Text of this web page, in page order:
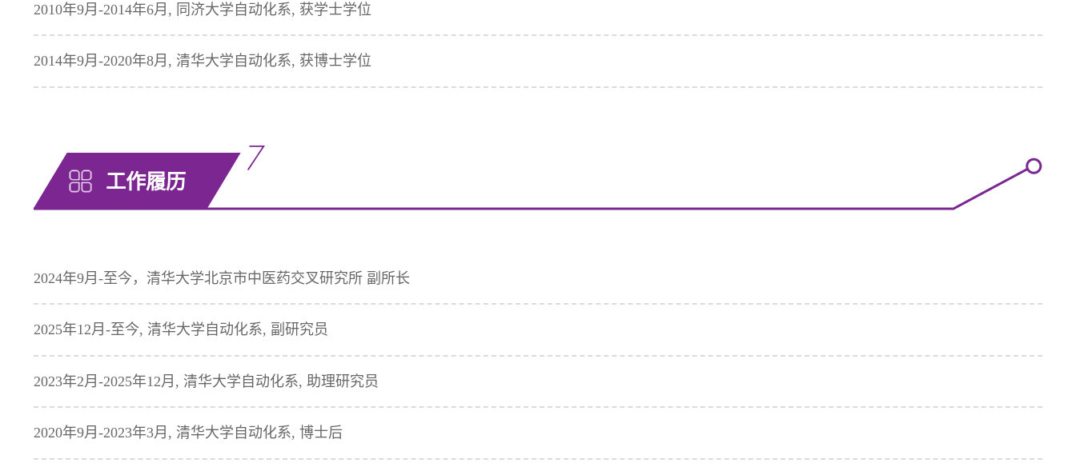
2010年9月-2014年6月, 同济大学自动化系, 获学士学位
2014年9月-2020年8月, 清华大学自动化系, 获博士学位
工作履历
2024年9月-至今，清华大学北京市中医药交叉研究所 副所长
2025年12月-至今, 清华大学自动化系, 副研究员
2023年2月-2025年12月, 清华大学自动化系, 助理研究员
2020年9月-2023年3月, 清华大学自动化系, 博士后